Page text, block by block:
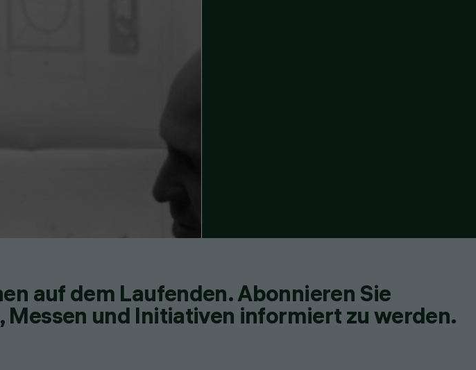
auf dem Laufenden. Abonnieren Sie
und Initiativen informiert zu werden.